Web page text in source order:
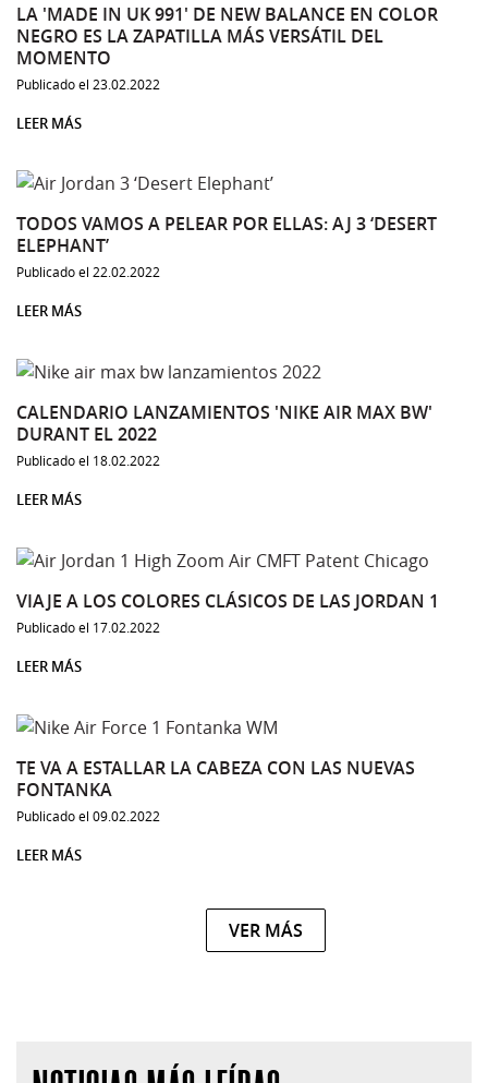
LA 'MADE IN UK 991' DE NEW BALANCE EN COLOR
NEGRO ES LA ZAPATILLA MÁS VERSÁTIL DEL
MOMENTO
Publicado el 23.02.2022
LEER MÁS
TODOS VAMOS A PELEAR POR ELLAS: AJ 3 ‘DESERT
ELEPHANT’
Publicado el 22.02.2022
LEER MÁS
CALENDARIO LANZAMIENTOS 'NIKE AIR MAX BW'
DURANT EL 2022
Publicado el 18.02.2022
LEER MÁS
VIAJE A LOS COLORES CLÁSICOS DE LAS JORDAN 1
Publicado el 17.02.2022
LEER MÁS
TE VA A ESTALLAR LA CABEZA CON LAS NUEVAS
FONTANKA
Publicado el 09.02.2022
LEER MÁS
VER MÁS